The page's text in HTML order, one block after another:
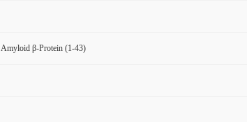
Amyloid β-Protein (1-43)